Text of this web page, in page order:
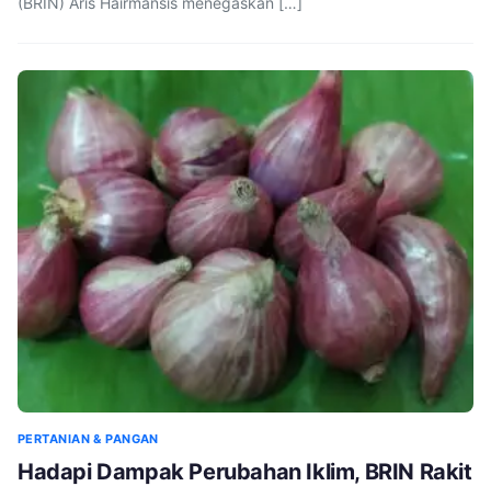
PERTANIAN & PANGAN
Hadapi Dampak Perubahan Iklim, BRIN Rakit